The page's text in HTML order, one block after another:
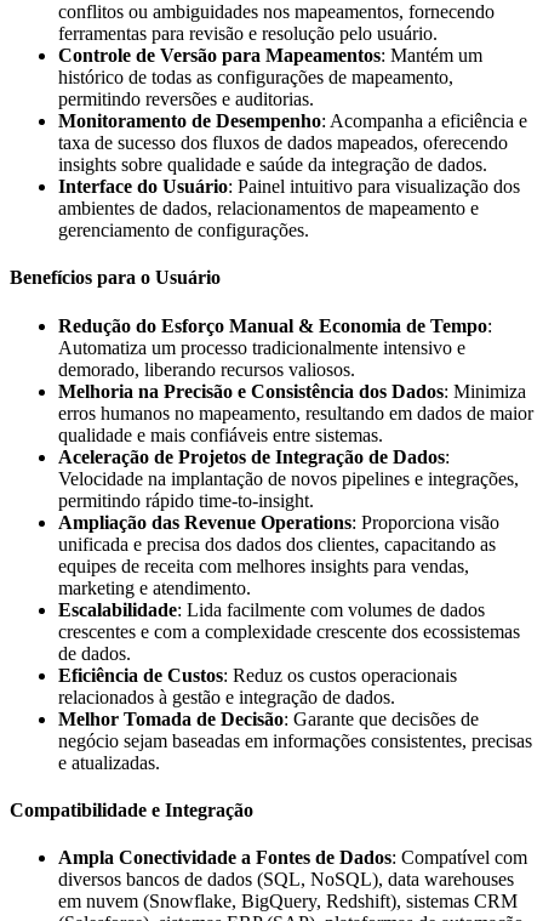
conflitos ou ambiguidades nos mapeamentos, fornecendo
ferramentas para revisão e resolução pelo usuário.
Controle de Versão para Mapeamentos: Mantém um
histórico de todas as configurações de mapeamento,
permitindo reversões e auditorias.
Monitoramento de Desempenho: Acompanha a eficiência e
taxa de sucesso dos fluxos de dados mapeados, oferecendo
insights sobre qualidade e saúde da integração de dados.
Interface do Usuário: Painel intuitivo para visualização dos
ambientes de dados, relacionamentos de mapeamento e
gerenciamento de configurações.
Benefícios para o Usuário
Redução do Esforço Manual & Economia de Tempo:
Automatiza um processo tradicionalmente intensivo e
demorado, liberando recursos valiosos.
Melhoria na Precisão e Consistência dos Dados: Minimiza
erros humanos no mapeamento, resultando em dados de maior
qualidade e mais confiáveis entre sistemas.
Aceleração de Projetos de Integração de Dados:
Velocidade na implantação de novos pipelines e integrações,
permitindo rápido time-to-insight.
Ampliação das Revenue Operations: Proporciona visão
unificada e precisa dos dados dos clientes, capacitando as
equipes de receita com melhores insights para vendas,
marketing e atendimento.
Escalabilidade: Lida facilmente com volumes de dados
crescentes e com a complexidade crescente dos ecossistemas
de dados.
Eficiência de Custos: Reduz os custos operacionais
relacionados à gestão e integração de dados.
Melhor Tomada de Decisão: Garante que decisões de
negócio sejam baseadas em informações consistentes, precisas
e atualizadas.
Compatibilidade e Integração
Ampla Conectividade a Fontes de Dados: Compatível com
diversos bancos de dados (SQL, NoSQL), data warehouses
em nuvem (Snowflake, BigQuery, Redshift), sistemas CRM